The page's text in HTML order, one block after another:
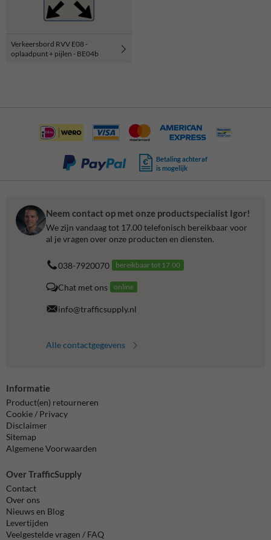
Verkeersbord RVV E08 -
oplaadpunt + pijlen - BE04b
Betaling achteraf
is mogelijk
Neem contact op met onze productspecialist Igor!
We zijn vandaag tot 17.00 telefonisch bereikbaar voor
al je vragen over onze producten en diensten.
038-7920070 bereikbaar tot 17.00
Chat met ons online
info@trafficsupply.nl
Alle contactgegevens
Informatie
Product(en) retourneren
Cookie / Privacy
Disclaimer
Sitemap
Algemene Voorwaarden
Over TrafficSupply
Contact
Over ons
Nieuws en Blog
Levertijden
Veelgestelde vragen / FAQ